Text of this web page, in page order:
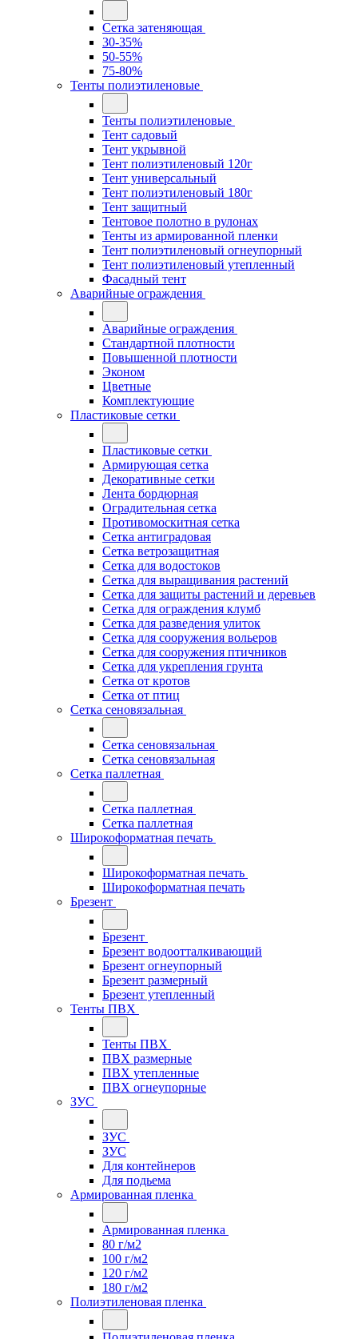
Сетка затеняющая
30-35%
50-55%
75-80%
Тенты полиэтиленовые
Тенты полиэтиленовые
Тент садовый
Тент укрывной
Тент полиэтиленовый 120г
Тент универсальный
Тент полиэтиленовый 180г
Тент защитный
Тентовое полотно в рулонах
Тенты из армированной пленки
Тент полиэтиленовый огнеупорный
Тент полиэтиленовый утепленный
Фасадный тент
Аварийные ограждения
Аварийные ограждения
Стандартной плотности
Повышенной плотности
Эконом
Цветные
Комплектующие
Пластиковые сетки
Пластиковые сетки
Армирующая сетка
Декоративные сетки
Лента бордюрная
Оградительная сетка
Противомоскитная сетка
Сетка антиградовая
Сетка ветрозащитная
Сетка для водостоков
Сетка для выращивания растений
Сетка для защиты растений и деревьев
Сетка для ограждения клумб
Сетка для разведения улиток
Сетка для сооружения вольеров
Сетка для сооружения птичников
Сетка для укрепления грунта
Сетка от кротов
Сетка от птиц
Сетка сеновязальная
Сетка сеновязальная
Сетка сеновязальная
Сетка паллетная
Сетка паллетная
Сетка паллетная
Широкоформатная печать
Широкоформатная печать
Широкоформатная печать
Брезент
Брезент
Брезент водоотталкивающий
Брезент огнеупорный
Брезент размерный
Брезент утепленный
Тенты ПВХ
Тенты ПВХ
ПВХ размерные
ПВХ утепленные
ПВХ огнеупорные
ЗУС
ЗУС
ЗУС
Для контейнеров
Для подьема
Армированная пленка
Армированная пленка
80 г/м2
100 г/м2
120 г/м2
180 г/м2
Полиэтиленовая пленка